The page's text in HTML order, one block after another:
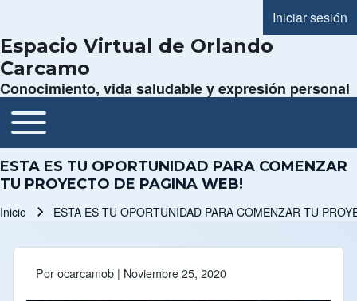
Menú de
Iniciar sesión
Espacio Virtual de Orlando
Carcamo
Conocimiento, vida saludable y expresión personal
Navegación principal
Toggle main menu
ESTA ES TU OPORTUNIDAD PARA COMENZAR
TU PROYECTO DE PAGINA WEB!
Inicio ESTA ES TU OPORTUNIDAD PARA COMENZAR TU
Porocarcamob | Noviembre 25, 2020